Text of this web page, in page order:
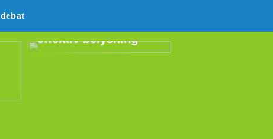
debat
effektiv belysning